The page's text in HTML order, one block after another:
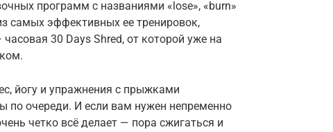
программ с названиями «lose», «burn»
самых эффективных ее тренировок,
30 Days Shred, от которой уже на
йогу и упражнения с прыжками
по очереди. И если вам нужен непременно
четко всё делает — пора сжигаться и